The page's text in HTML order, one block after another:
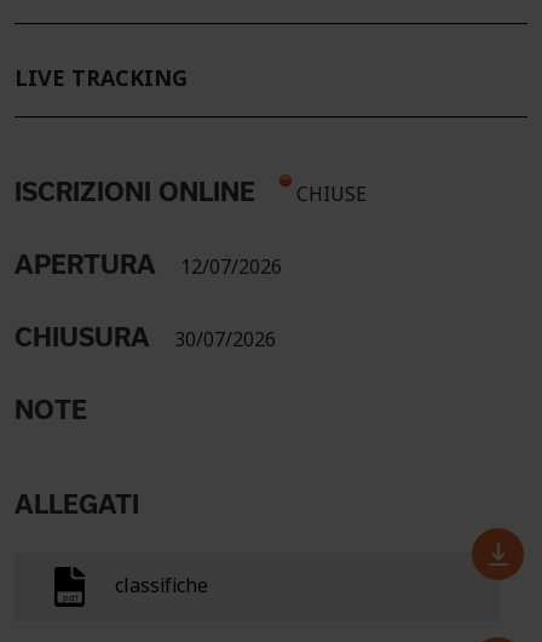
LIVE TRACKING
ISCRIZIONI ONLINE CHIUSE
APERTURA 12/07/2026
CHIUSURA 30/07/2026
NOTE
ALLEGATI
classifiche